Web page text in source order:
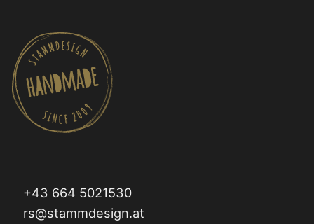
+43 664 5021530
rs@stammdesign.at